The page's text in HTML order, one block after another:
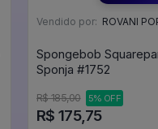
Vendido por: ROVANI
Spongebob
Sponja #1752
R$ 185,00 5% OFF
R$ 175,75